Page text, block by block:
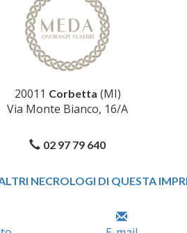
20011 Corbetta (MI)
Via Monte Bianco, 16/A
02 97 79 640
NECROLOGI DI QUESTA